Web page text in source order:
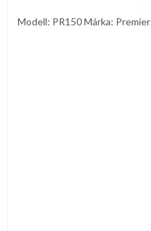
Modell: PR150 Márka: